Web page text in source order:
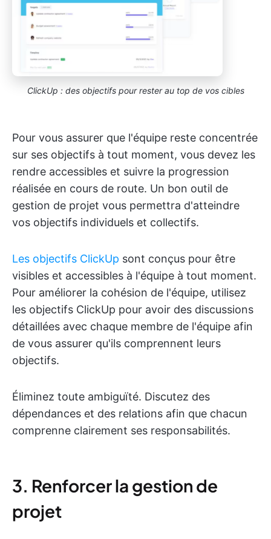
ClickUp : des objectifs pour rester au top de vos cibles
Pour vous assurer que l'équipe reste concentrée
sur ses objectifs à tout moment, vous devez les
rendre accessibles et suivre la progression
réalisée en cours de route. Un bon outil de
gestion de projet vous permettra d'atteindre
vos objectifs individuels et collectifs.
Les objectifs ClickUp sont conçus pour être
visibles et accessibles à l'équipe à tout moment.
Pour améliorer la cohésion de l'équipe, utilisez
les objectifs ClickUp pour avoir des discussions
détaillées avec chaque membre de l'équipe afin
de vous assurer qu'ils comprennent leurs
objectifs.
Éliminez toute ambiguïté. Discutez des
dépendances et des relations afin que chacun
comprenne clairement ses responsabilités.
3. Renforcer la gestion de
projet